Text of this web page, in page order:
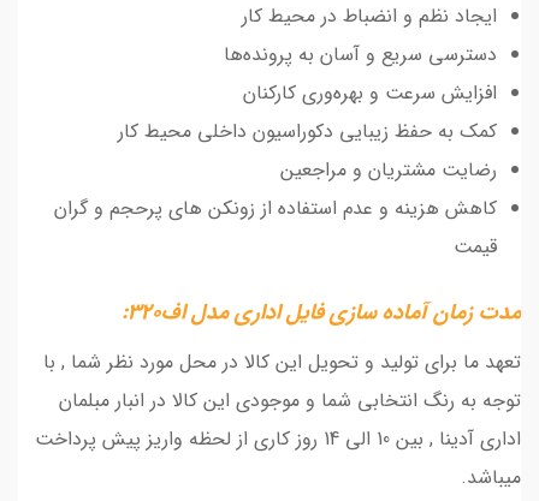
ایجاد نظم و انضباط در محیط کار
دسترسی سریع و آسان به پرونده‌ها
افزایش سرعت و بهره‌وری کارکنان
کمک به حفظ زیبایی دکوراسیون داخلی محیط کار
رضایت مشتریان و مراجعین
کاهش هزینه و عدم استفاده از زونکن های پرحجم و گران
قیمت
مدت زمان آماده سازی فایل اداری مدل اف320:
تعهد ما برای تولید و تحویل این کالا در محل مورد نظر شما , با
توجه به رنگ انتخابی شما و موجودی این کالا در انبار مبلمان
اداری آدینا , بین 10 الی 14 روز کاری از لحظه واریز پیش پرداخت
میباشد.